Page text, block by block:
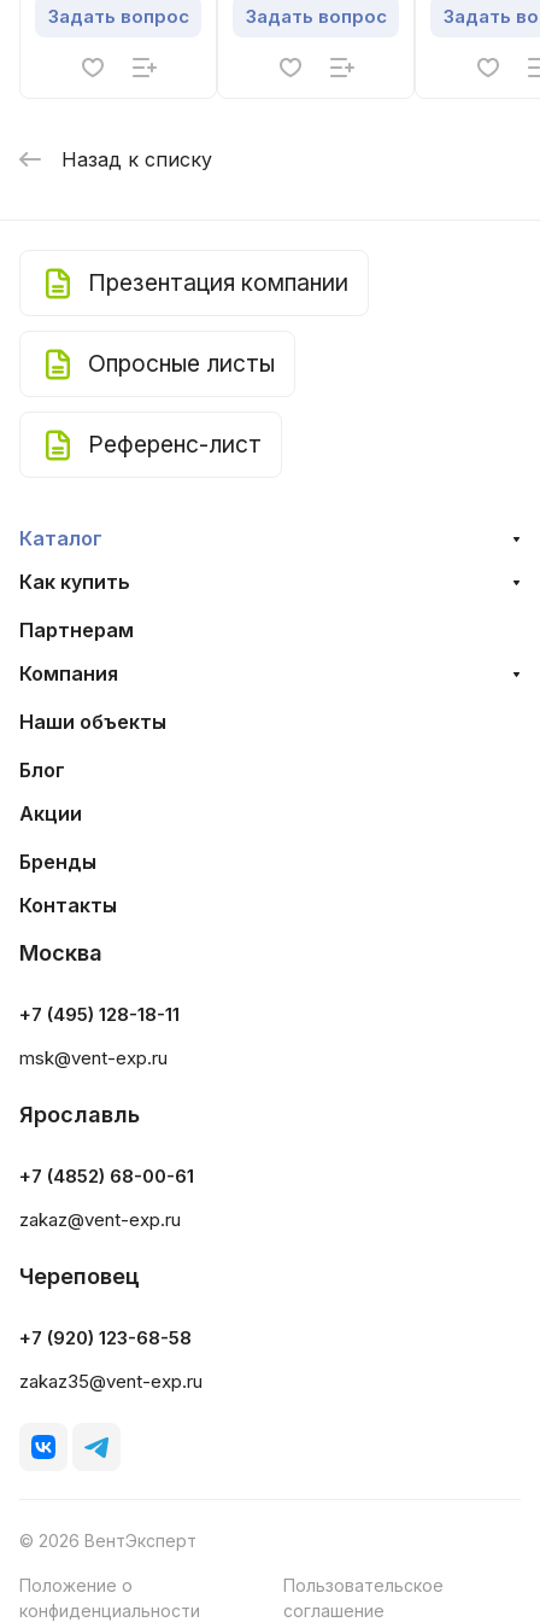
рекуператором
Задать вопрос
рекуператором
Задать вопрос Задать
Назад к списку
Презентация компании
Опросные листы
Референс-лист
Каталог
Как купить
Партнерам
Компания
Наши объекты
Блог
Акции
Бренды
Контакты
Москва
+7 (495) 128-18-11
msk@vent-exp.ru
Ярославль
+7 (4852) 68-00-61
zakaz@vent-exp.ru
Череповец
+7 (920) 123-68-58
zakaz35@vent-exp.ru
© 2026 ВентЭксперт
Положение о
конфиденциальности
Пользовательское
соглашение